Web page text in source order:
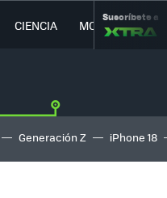
CIENCIA MOVILIDAD
Suscríbete a
Generación Z iPhone 18